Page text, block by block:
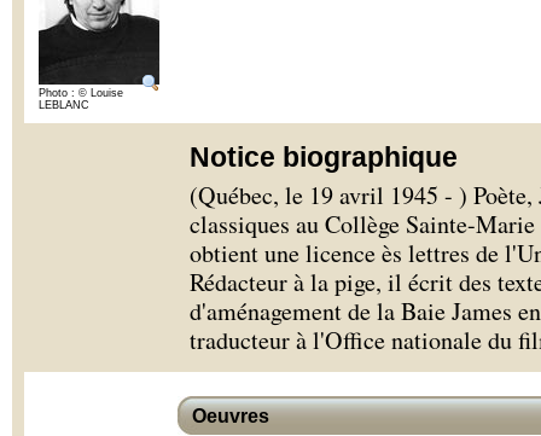
Photo : © Louise
LEBLANC
Notice biographique
(Québec, le 19 avril 1945 - )
classiques au Collège Sainte-
obtient une licence ès lettres de
Rédacteur à la pige, il écrit des
d'aménagement de la Baie James
traducteur à l'Office nationale du
Oeuvres